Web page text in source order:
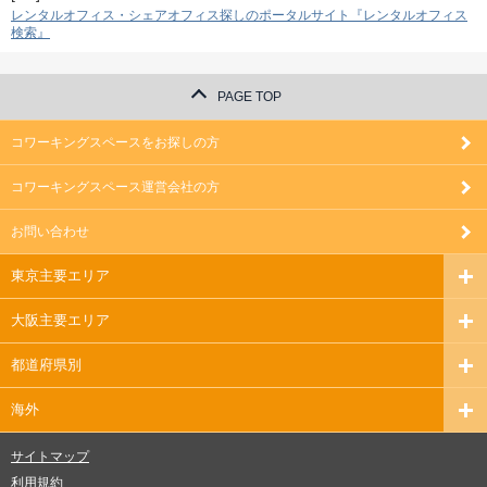
レンタルオフィス・シェアオフィス探しのポータルサイト『レンタルオフィス
検索』
PAGE TOP
コワーキングスペースをお探しの方
コワーキングスペース運営会社の方
お問い合わせ
東京主要エリア
大阪主要エリア
都道府県別
海外
サイトマップ
利用規約